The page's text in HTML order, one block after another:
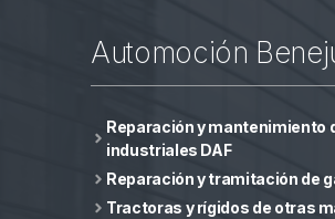
Automoción
Reparación y mantenimiento
industriales DAF
Reparación y tramitación de
Tractoras y rígidos de otras